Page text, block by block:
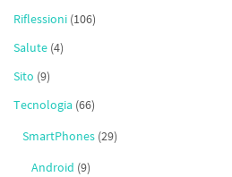
Riflessioni (106)
Salute (4)
Sito (9)
Tecnologia (66)
SmartPhones (29)
Android (9)